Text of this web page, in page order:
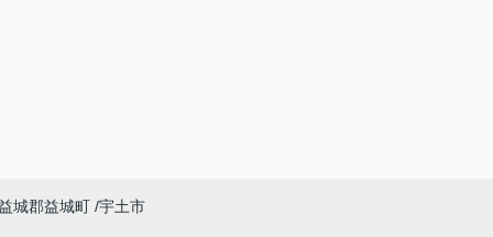
城郡益城町 宇土市